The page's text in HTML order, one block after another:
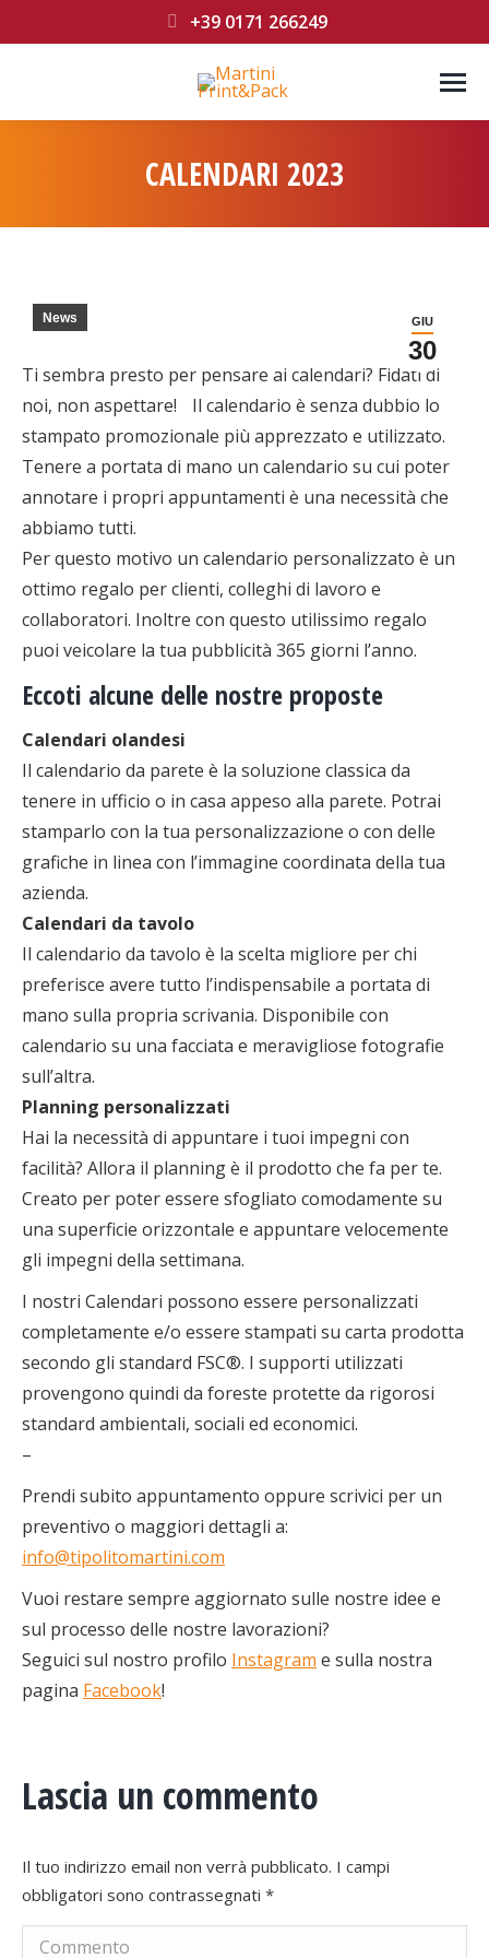
+39 0171 266249
CALENDARI 2023
GIU
30
News
Ti sembra presto per pensare ai calendari? Fidati di
noi, non aspettare! Il calendario è senza dubbio lo
stampato promozionale più apprezzato e utilizzato.
Tenere a portata di mano un calendario su cui poter
annotare i propri appuntamenti è una necessità che
abbiamo tutti.
Per questo motivo un calendario personalizzato è un
ottimo regalo per clienti, colleghi di lavoro e
collaboratori. Inoltre con questo utilissimo regalo
puoi veicolare la tua pubblicità 365 giorni l’anno.
Eccoti alcune delle nostre proposte
Calendari olandesi
Il calendario da parete è la soluzione classica da
tenere in ufficio o in casa appeso alla parete. Potrai
stamparlo con la tua personalizzazione o con delle
grafiche in linea con l’immagine coordinata della tua
azienda.
Calendari da tavolo
Il calendario da tavolo è la scelta migliore per chi
preferisce avere tutto l’indispensabile a portata di
mano sulla propria scrivania. Disponibile con
calendario su una facciata e meravigliose fotografie
sull’altra.
Planning personalizzati
Hai la necessità di appuntare i tuoi impegni con
facilità? Allora il planning è il prodotto che fa per te.
Creato per poter essere sfogliato comodamente su
una superficie orizzontale e appuntare velocemente
gli impegni della settimana.
I nostri Calendari possono essere personalizzati
completamente e/o essere stampati su carta prodotta
secondo gli standard FSC®. I supporti utilizzati
provengono quindi da foreste protette da rigorosi
standard ambientali, sociali ed economici.
–
Prendi subito appuntamento oppure scrivici per un
preventivo o maggiori dettagli a:
info@tipolitomartini.com
Vuoi restare sempre aggiornato sulle nostre idee e
sul processo delle nostre lavorazioni?
Seguici sul nostro profilo Instagram e sulla nostra
pagina Facebook!
Lascia un commento
Il tuo indirizzo email non verrà pubblicato. I campi
obbligatori sono contrassegnati *
Commento